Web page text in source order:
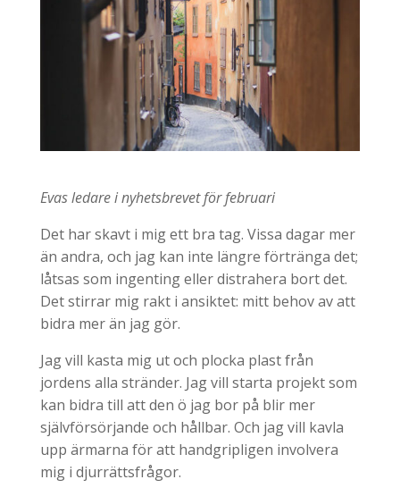
Evas ledare i nyhetsbrevet för februari
Det har skavt i mig ett bra tag. Vissa dagar mer
än andra, och jag kan inte längre förtränga det;
låtsas som ingenting eller distrahera bort det.
Det stirrar mig rakt i ansiktet: mitt behov av att
bidra mer än jag gör.
Jag vill kasta mig ut och plocka plast från
jordens alla stränder. Jag vill starta projekt som
kan bidra till att den ö jag bor på blir mer
självförsörjande och hållbar. Och jag vill kavla
upp ärmarna för att handgripligen involvera
mig i djurrättsfrågor.